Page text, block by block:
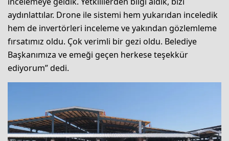
aydınlattılar. Drone ile sistemi hem yukarıdan inceledik
hem de invertörleri inceleme ve yakından gözlemleme
fırsatımız oldu. Çok verimli bir gezi oldu. Belediye
Başkanımıza ve emeği geçen herkese teşekkür
ediyorum” dedi.